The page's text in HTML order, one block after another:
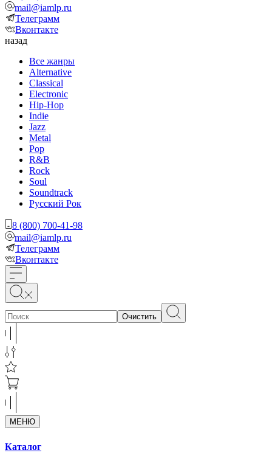
mail@iamlp.ru
Телеграмм
Вконтакте
назад
Все жанры
Alternative
Classical
Electronic
Hip-Hop
Indie
Jazz
Metal
Pop
R&B
Rock
Soul
Soundtrack
Русский Рок
8 (800) 700-41-98
mail@iamlp.ru
Телеграмм
Вконтакте
Очистить
МЕНЮ
Каталог